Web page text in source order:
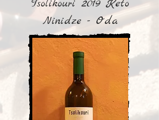
Tsolikouri 2019 Keto
Ninidze - Oda